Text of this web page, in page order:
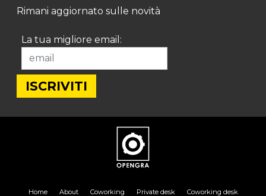
Rimani aggiornato sulle novità
La tua migliore email:
Home About Coworking Private desk Coworking desk